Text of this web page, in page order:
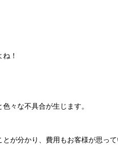
！
々な不具合が生じます。
が分かり、費用もお客様が思っ